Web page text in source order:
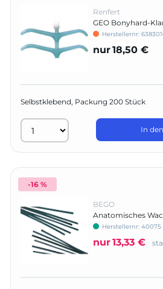
Renfert
GEO Bonyhard-
Herstellernr:
nur18,50 €
Selbstklebend, Packung 200 Stück
In
-16 %
BEGO
Anatomisches
Herstellernr: 40075
nur13,33 €